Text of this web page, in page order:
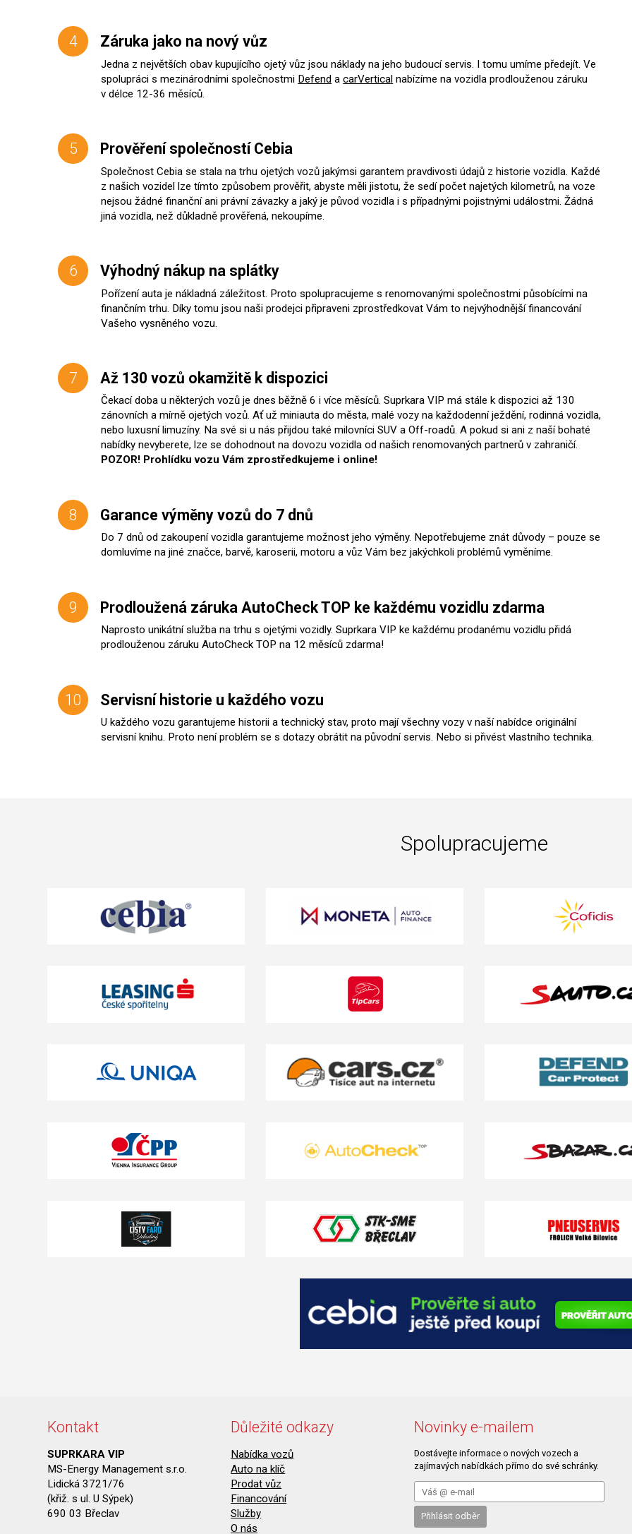
4 Záruka jako na nový vůz
Jedna z největších obav kupujícího ojetý vůz jsou náklady na jeho budoucí servis. I tomu umíme předejít. Ve
spolupráci s mezinárodními společnostmi Defend acarVertical nabízíme na vozidla prodlouženou záruku
v délce 12-36 měsíců.
5 Prověření společností Cebia
Společnost Cebia se stala na trhu ojetých vozů jakýmsi garantem pravdivosti údajů z historie vozidla. Každé
z našich vozidel lze tímto způsobem prověřit, abyste měli jistotu, že sedí počet najetých kilometrů, na voze
nejsou žádné finanční ani právní závazky a jaký je původ vozidla i s případnými pojistnými událostmi. Žádná
jiná vozidla, než důkladně prověřená, nekoupíme.
6 Výhodný nákup na splátky
Pořízení auta je nákladná záležitost. Proto spolupracujeme s renomovanými společnostmi působícími na
finančním trhu. Díky tomu jsou naši prodejci připraveni zprostředkovat Vám to nejvýhodnější financování
Vašeho vysněného vozu.
7 Až 130 vozů okamžitě k dispozici
Čekací doba u některých vozů je dnes běžně 6 i více měsíců. Suprkara VIP má stále k dispozici až 130
zánovních a mírně ojetých vozů. Ať už miniauta do města, malé vozy na každodenní ježdění, rodinná vozidla,
nebo luxusní limuzíny. Na své si u nás přijdou také milovníci SUV a Off-roadů. A pokud si ani z naší bohaté
nabídky nevyberete, lze se dohodnout na dovozu vozidla od našich renomovaných partnerů v zahraničí.
POZOR! Prohlídku vozu Vám zprostředkujeme i online!
8 Garance výměny vozů do 7 dnů
Do 7 dnů od zakoupení vozidla garantujeme možnost jeho výměny. Nepotřebujeme znát důvody – pouze se
domluvíme na jiné značce, barvě, karoserii, motoru a vůz Vám bez jakýchkoli problémů vyměníme.
9 Prodloužená záruka AutoCheck TOP ke každému vozidlu zdarma
Naprosto unikátní služba na trhu s ojetými vozidly. Suprkara VIP ke každému prodanému vozidlu přidá
prodlouženou záruku AutoCheck TOP na 12 měsíců zdarma!
10 Servisní historie u každého vozu
U každého vozu garantujeme historii a technický stav, proto mají všechny vozy v naší nabídce originální
servisní knihu. Proto není problém se s dotazy obrátit na původní servis. Nebo si přivést vlastního technika.
Spolupracujeme
Kontakt
SUPRKARA VIP
MS-Energy Management s.r.o.
Lidická 3721/76
(křiž. s ul. U Sýpek)
690 03 Břeclav
Důležité odkazy
Nabídka vozů
Auto na klíč
Prodat vůz
Financování
Služby
O nás
Novinky e-mailem
Dostávejte informace o nových vozech a
zajímavých nabídkách přímo do své schránky.
Přihlásit odběr